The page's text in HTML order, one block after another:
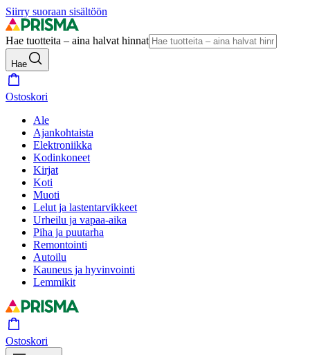
Siirry suoraan sisältöön
Hae tuotteita – aina halvat hinnat
Hae
Ostoskori
Ale
Ajankohtaista
Elektroniikka
Kodinkoneet
Kirjat
Koti
Muoti
Lelut ja lastentarvikkeet
Urheilu ja vapaa-aika
Piha ja puutarha
Remontointi
Autoilu
Kauneus ja hyvinvointi
Lemmikit
Ostoskori